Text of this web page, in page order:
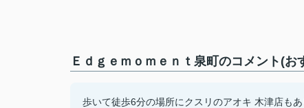
Ｅｄｇｅｍｏｍｅｎｔ泉町のコメント(お
歩いて徒歩6分の場所にクスリのアオキ 木津店も